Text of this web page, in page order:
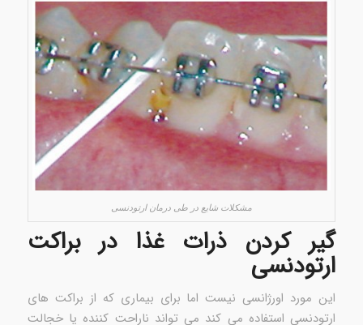
مشکلات شایع در طی درمان ارتودنسی
گیر کردن ذرات غذا در براکت
ارتودنسی
این مورد اورژانسی نیست اما برای بیماری که از براکت های
ارتودنسی استفاده می کند می تواند ناراحت کننده یا خجالت